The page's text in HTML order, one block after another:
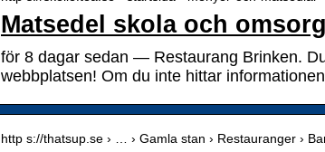
Matsedel skola och
för 8 dagar sedan — Restaurang Brinken.
webbplatsen! Om du inte hittar
http s://thatsup.se › … › Gamla stan › Restauranger ›